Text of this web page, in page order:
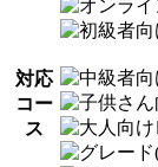
対応
コー
ス